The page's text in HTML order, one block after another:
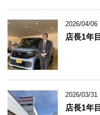
2026/04/06
店長1年
2026/03/31
店長1年